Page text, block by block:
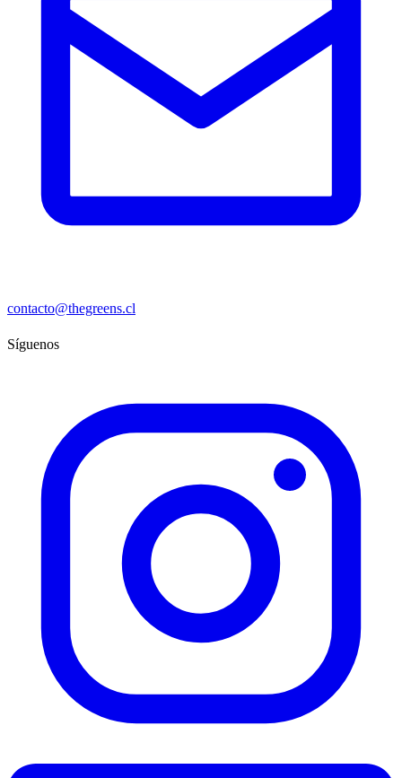
contacto@thegreens.cl
Síguenos